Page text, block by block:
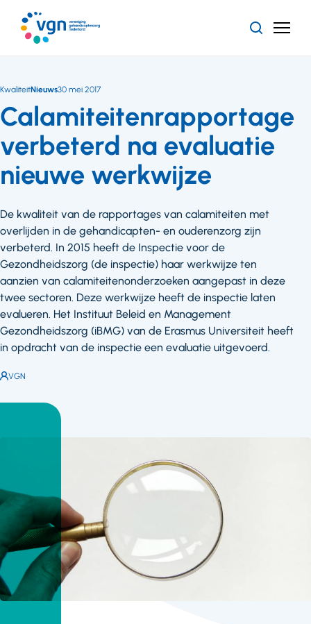
naar
hoofdinhoud
ZoekenMenu
Calamiteitenrapportage
verbeterd na evaluatie
nieuwe werkwijze
KwaliteitNieuws30 mei 2017
De kwaliteit van de rapportages van calamiteiten met
overlijden in de gehandicapten- en ouderenzorg zijn
verbeterd. In 2015 heeft de Inspectie voor de
Gezondheidszorg (de inspectie) haar werkwijze ten
aanzien van calamiteitenonderzoeken aangepast in deze
twee sectoren. Deze werkwijze heeft de inspectie laten
evalueren. Het Instituut Beleid en Management
Gezondheidszorg (iBMG) van de Erasmus Universiteit heeft
in opdracht van de inspectie een evaluatie uitgevoerd.
Auteur:
VGN